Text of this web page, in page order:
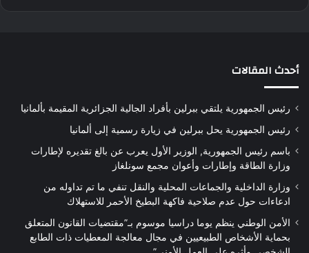
أحدث المقالات
رئيس الجمهورية يلتقي ببرلين بأفراد الجالية الجزائرية المقيمة بألمانيا
رئيس الجمهورية يحل ببرلين في زيارة رسمية إلى ألمانيا
باسم رئيس الجمهورية, الوزير الأول يعرب عن بالغ تقديره لإطارات
وزارة الطاقة وإطارات وأعوان مجمع سونلغاز
وزارة الداخلية والجماعات المحلية والنقل تنفي ما تم تداوله من
ادعاءات حول عدم صلاحية فاكهة البطيخ الأحمر للاستهلاك
الأمن الوطني ينظم يوما دراسيا موسوم بـ”مقتضيات القانون المتعلق
بحماية الأشخاص الطبيعيين في مجال معالجة المعطيات ذات الطابع